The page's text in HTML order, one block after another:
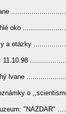
oko
a otázky
11.10.98
lvane
o
"NAZDAR"